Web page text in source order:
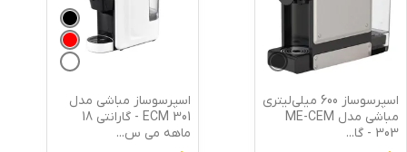
اسپرسوساز 600 میلی‌لیتری
مباشی مدل ME-CEM
...
اسپرسوساز مباشی مدل
ECM 301 - گارانتی 18
ماهه می س...